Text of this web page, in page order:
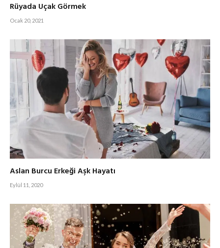
Rüyada Uçak Görmek
Ocak 20, 2021
Aslan Burcu Erkeği Aşk Hayatı
Eylül 11, 2020